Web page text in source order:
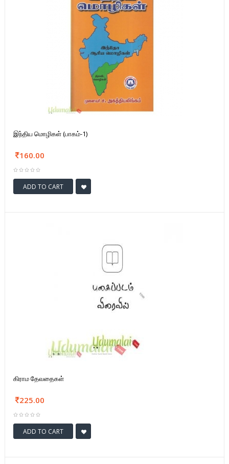
இந்திய மொழிகள் (பாகம்-1)
160.00
ADD TO CART
கிராம தேவதைகள்
225.00
ADD TO CART